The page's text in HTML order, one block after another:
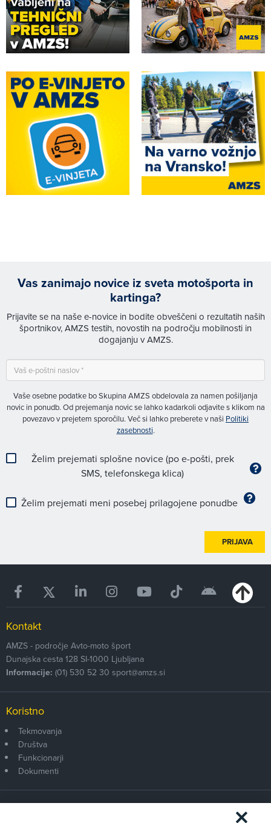
Vas zanimajo novice iz sveta motošporta in
kartinga?
Prijavite se na naše e-novice in bodite obveščeni o rezultatih naših
športnikov, AMZS testih, novostih na področju mobilnosti in
dogajanju v AMZS.
Vaše osebne podatke bo Skupina AMZS obdelovala za namen pošiljanja
novic in ponudb. Od prejemanja novic se lahko kadarkoli odjavite s klikom na
povezavo v prejetem sporočilu. Več si lahko preberete v naši Politiki
zasebnosti.
Želim prejemati splošne novice (po e-pošti, prek
SMS, telefonskega klica)
Želim prejemati meni posebej prilagojene ponudbe
PRIJAVA
Kontakt
AMZS - področje Avto-moto šport
Dunajska cesta 128 SI-1000 Ljubljana
Informacije: (01) 530 52 30 sport@amzs.si
Koristno
Tekmovanja
Društva
Funkcionarji
Dokumenti